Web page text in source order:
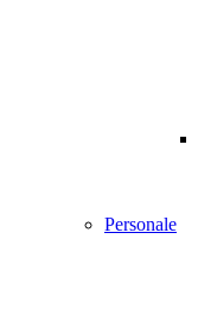
Personale